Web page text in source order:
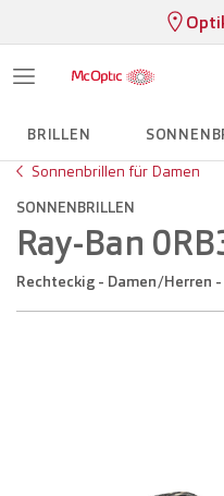
BRILLEN
Sonnenbrillen für Damen
SONNENBRILLEN
Ray-Ban
Rechteckig - Damen/Herren